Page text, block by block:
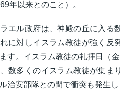
年以来とのこと）。
エル政府は、神殿の丘に入る
に対しイスラム教徒が強く反
す。イスラム教徒の礼拝日（
数多くのイスラム教徒が集ま
治安部隊との間で衝突も発生し